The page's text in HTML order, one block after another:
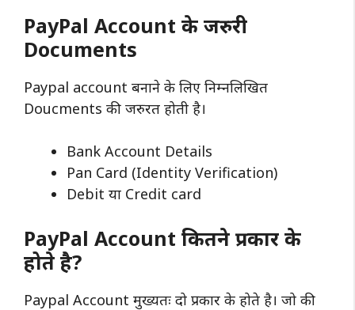
PayPal Account के जरुरी
Documents
Paypal account बनाने के लिए निम्नलिखित
Doucments की जरुरत होती है।
Bank Account Details
Pan Card (Identity Verification)
Debit या Credit card
PayPal Account कितने प्रकार के
होते है?
Paypal Account मुख्यतः दो प्रकार के होते है। जो की